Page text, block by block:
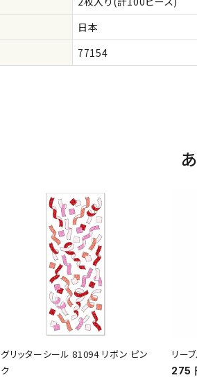
日本
77154
グリッターシール 81094 リボン ピン
ク
リー
275